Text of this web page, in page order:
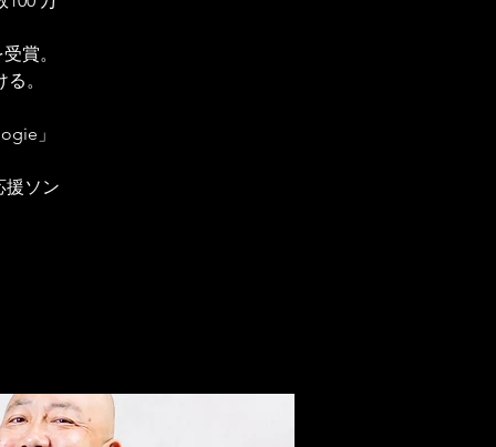
賞。
。
」
援ソン